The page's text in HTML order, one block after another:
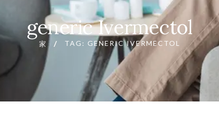
generic Ivermectol
家 TAG: GENERIC IVERMECTOL